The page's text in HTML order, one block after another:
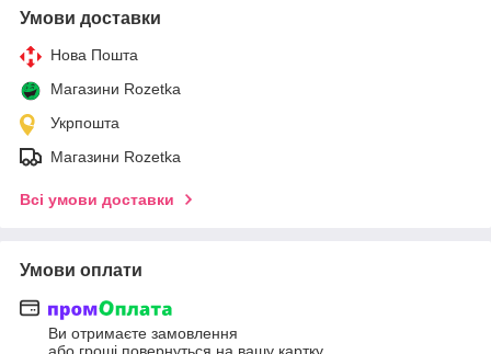
Умови доставки
Нова Пошта
Магазини Rozetka
Укрпошта
Магазини Rozetka
Всі умови доставки
Умови оплати
Ви отримаєте замовлення